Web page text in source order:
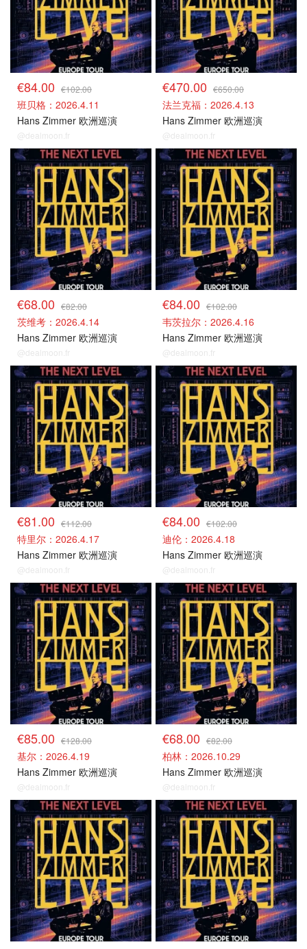
€84.00 €102.00
班贝格：2026.4.11
Hans Zimmer 欧洲巡演
@dealmoon.fr
€470.00 €650.00
法兰克福：2026.4.13
Hans Zimmer 欧洲巡演
@dealmoon.fr
德国场捡漏
€68.00 €82.00
茨维考：2026.4.14
Hans Zimmer 欧洲巡演
@dealmoon.fr
德国场捡漏
€84.00 €102.00
韦茨拉尔：2026.4.16
Hans Zimmer 欧洲巡演
@dealmoon.fr
德国场捡漏
€81.00 €112.00
特里尔：2026.4.17
Hans Zimmer 欧洲巡演
@dealmoon.fr
德国场捡漏
€84.00 €102.00
迪伦：2026.4.18
Hans Zimmer 欧洲巡演
@dealmoon.fr
德国场捡漏
€85.00 €128.00
基尔：2026.4.19
Hans Zimmer 欧洲巡演
@dealmoon.fr
德国场捡漏
€68.00 €82.00
柏林：2026.10.29
Hans Zimmer 欧洲巡演
@dealmoon.fr
意大利场捡漏 意大利场捡漏